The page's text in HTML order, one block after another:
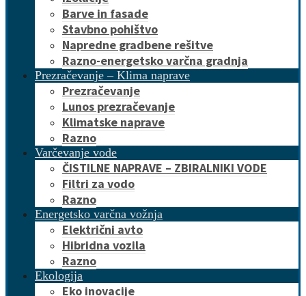
Barve in fasade
Stavbno pohištvo
Napredne gradbene rešitve
Razno-energetsko varčna gradnja
Prezračevanje – Klima naprave
Prezračevanje
Lunos prezračevanje
Klimatske naprave
Razno
Varčevanje vode
ČISTILNE NAPRAVE – ZBIRALNIKI VODE
Filtri za vodo
Razno
Energetsko varčna vožnja
Električni avto
Hibridna vozila
Razno
Ekologija
Eko inovacije